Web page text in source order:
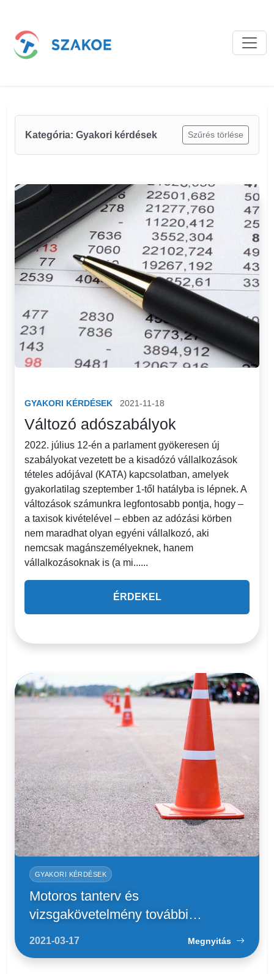
Kategória: Gyakori kérdések Szűrés törlése
GYAKORI KÉRDÉSEK 2021-11-18
Változó adószabályok
2022. július 12-én a parlament gyökeresen új
szabályokat vezetett be a kisadózó vállalkozások
tételes adójával (KATA) kapcsolatban, amelyek
gyakorlatilag szeptember 1-től hatályba is lépnek. A
változások számunkra legfontosabb pontja, hogy –
a taxisok kivételével – ebben az adózási körben
nem maradhat olyan egyéni vállalkozó, aki
nemcsak magánszemélyeknek, hanem
vállalkozásoknak is (a mi......
ÉRDEKEL
GYAKORI KÉRDÉSEK
Motoros tanterv és
vizsgakövetelmény további
változása
2021-03-17 Megnyitás